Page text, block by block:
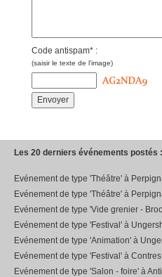
Code antispam* :
(saisir le texte de l'image)
Les 20 derniers événements postés :
Evénement de type 'Théâtre' à
Evénement de type 'Théâtre' à
Evénement de type 'Vide grenier -
Evénement de type 'Festival' à
Evénement de type 'Animation' à
Evénement de type 'Festival' à
Evénement de type 'Salon - foire' à